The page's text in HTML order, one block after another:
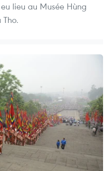
lieu au Musée Hùng